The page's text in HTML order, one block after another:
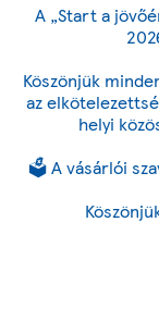
A „Start a
Köszönjük
az
helyi
🗳️ A vásárlói